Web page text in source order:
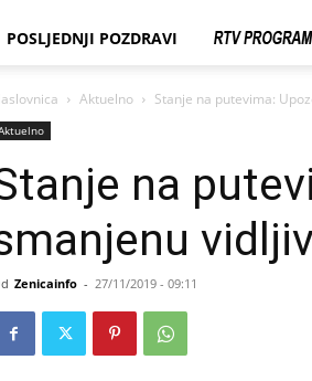
POSLJEDNJI POZDRAVI
Aktuelno Stanje na putevima:
na
Zenicainfo - 27/11/2019 - 09:11